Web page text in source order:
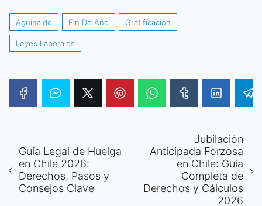
Aguinaldo Fin De Año Gratificación
Leyes Laborales
Guía Legal de Huelga
en Chile 2026:
Derechos, Pasos y
Consejos Clave
Jubilación
Anticipada Forzosa
en Chile: Guía
Completa de
Derechos y Cálculos
2026